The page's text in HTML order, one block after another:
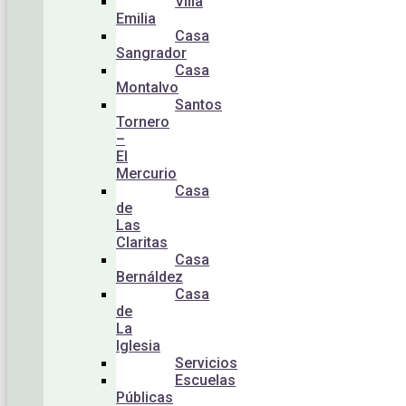
Emilia
Casa
Sangrador
Casa
Montalvo
Santos
Tornero
–
El
Mercurio
Casa
de
Las
Claritas
Casa
Bernáldez
Casa
de
La
Iglesia
Servicios
Escuelas
Públicas